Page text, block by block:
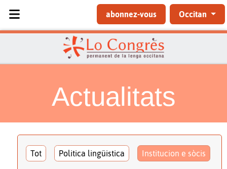
abonnez-vous Occitan
Actualitats
Tot Politica lingüistica Institucion e sòcis